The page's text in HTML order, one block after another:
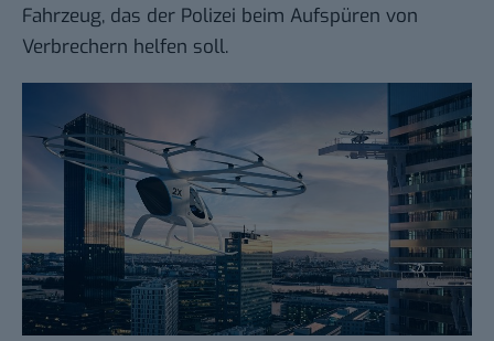
Fahrzeug, das der Polizei beim Aufspüren von
Verbrechern helfen soll.